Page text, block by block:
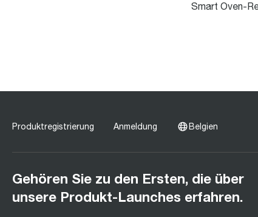
Smart Oven-
Produktregistrierung Anmeldung Belgien
Gehören Sie zu den Ersten, die über
unsere Produkt-Launches erfahren.